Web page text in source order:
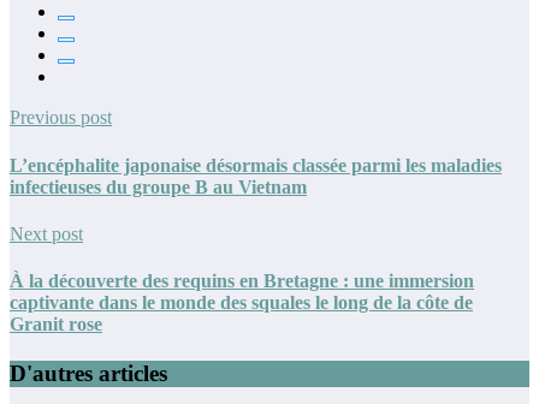
Previous post
L’encéphalite japonaise désormais classée parmi les maladies
infectieuses du groupe B au Vietnam
Next post
À la découverte des requins en Bretagne : une immersion
captivante dans le monde des squales le long de la côte de
Granit rose
D'autres articles